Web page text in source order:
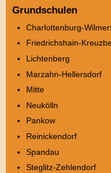
Grundschulen
Charlottenburg-
Friedrichshain-
Lichtenberg
Marzahn-Hellersdorf
Mitte
Neukölln
Pankow
Reinickendorf
Spandau
Steglitz-Zehlendorf